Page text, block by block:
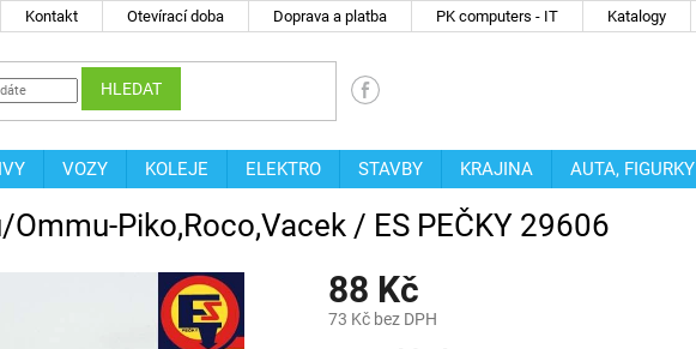
Kontakt Otevírací doba Doprava a platba PK computers - IT Katalogy
HLEDAT
VOZY KOLEJE ELEKTRO STAVBY KRAJINA AUTA, FIGURKY
Piko,Roco,Vacek / ES PEČKY 29606
88 Kč
73 Kč bez DPH